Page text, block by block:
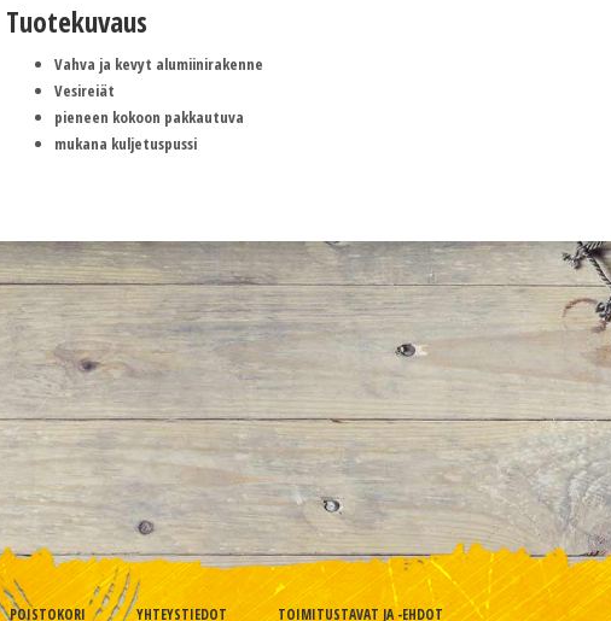
Tuotekuvaus
Vahva ja kevyt alumiinirakenne
Vesireiät
pieneen kokoon pakkautuva
mukana kuljetuspussi
POISTOKORI YHTEYSTIEDOT TOIMITUSTAVAT JA -EHDOT